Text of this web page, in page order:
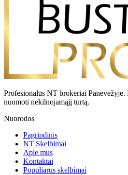
Profesionalūs NT brokeriai
nuomoti nekilnojamąjį turtą.
Nuorodos
Pagrindinis
NT Skelbimai
Apie mus
Kontaktai
Populiarūs skelbimai